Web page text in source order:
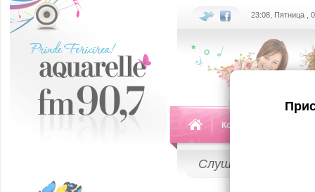
23:08, Пятница ,
Команда
Слушай